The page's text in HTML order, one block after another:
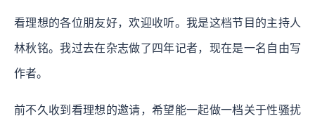
看理想的各位朋友好，欢迎收听。我是这档节目的主持人
林秋铭。我过去在杂志做了四年记者，现在是一名自由写
作者。
前不久收到看理想的邀请，希望能一起做一档关于性骚扰